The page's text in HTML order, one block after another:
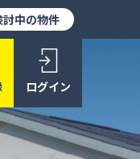
討中の物件
ログイン